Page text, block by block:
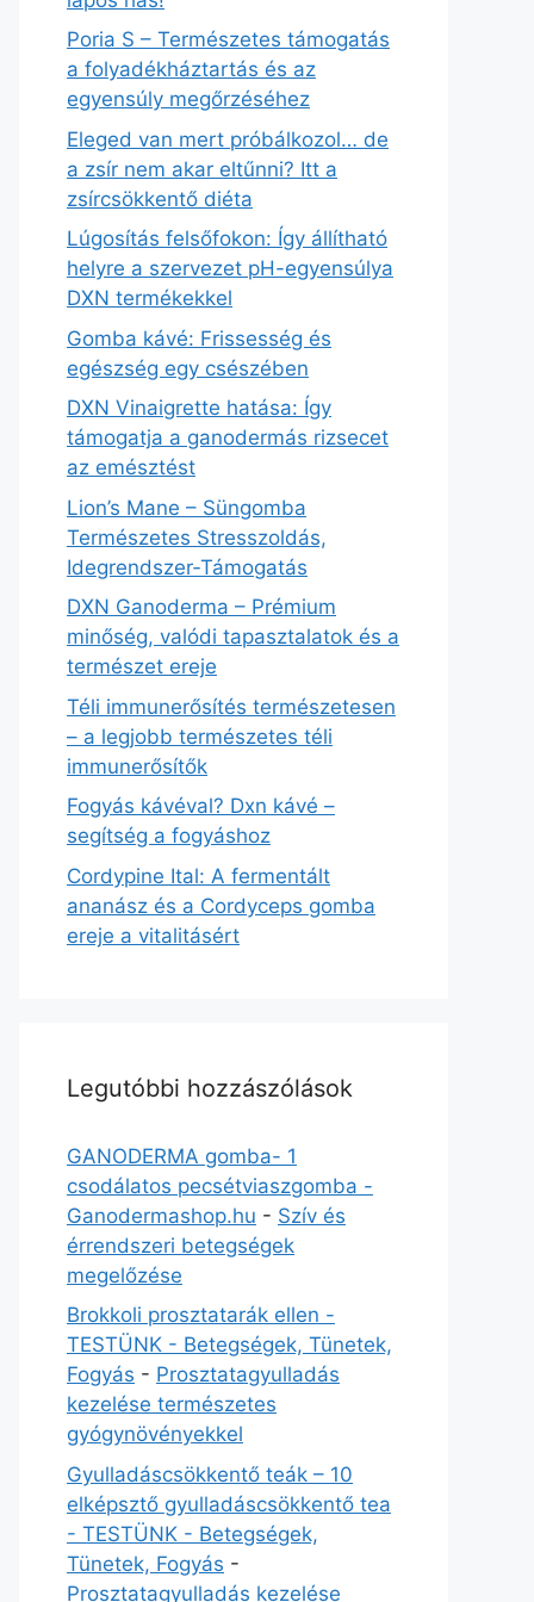
Poria S – Természetes támogatás
a folyadékháztartás és az
egyensúly megőrzéséhez
Eleged van mert próbálkozol… de
a zsír nem akar eltűnni? Itt a
zsírcsökkentő diéta
Lúgosítás felsőfokon: Így állítható
helyre a szervezet pH-egyensúlya
DXN termékekkel
Gomba kávé: Frissesség és
egészség egy csészében
DXN Vinaigrette hatása: Így
támogatja a ganodermás rizsecet
az emésztést
Lion’s Mane – Süngomba
Természetes Stresszoldás,
Idegrendszer‑Támogatás
DXN Ganoderma – Prémium
minőség, valódi tapasztalatok és a
természet ereje
Téli immunerősítés természetesen
– a legjobb természetes téli
immunerősítők
Fogyás kávéval? Dxn kávé –
segítség a fogyáshoz
Cordypine Ital: A fermentált
ananász és a Cordyceps gomba
ereje a vitalitásért
Legutóbbi hozzászólások
GANODERMA gomba- 1
csodálatos pecsétviaszgomba -
Ganodermashop.hu - Szív és
érrendszeri betegségek
megelőzése
Brokkoli prosztatarák ellen -
TESTÜNK - Betegségek, Tünetek,
Fogyás - Prosztatagyulladás
kezelése természetes
gyógynövényekkel
Gyulladáscsökkentő teák – 10
elképsztő gyulladáscsökkentő tea
- TESTÜNK - Betegségek,
Tünetek, Fogyás -
Prosztatagyulladás kezelése